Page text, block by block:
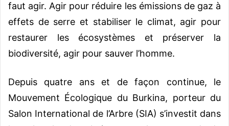
faut agir. Agir pour réduire les émissions de gaz à
effets de serre et stabiliser le climat, agir pour
restaurer les écosystèmes et préserver la
biodiversité, agir pour sauver l’homme.
Depuis quatre ans et de façon continue, le
Mouvement Écologique du Burkina, porteur du
Salon International de l’Arbre (SIA) s’investit dans